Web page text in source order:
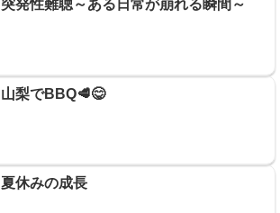
突発性難聴～ある日常が崩れる瞬間～
山梨でBBQ🥩😋
夏休みの成長